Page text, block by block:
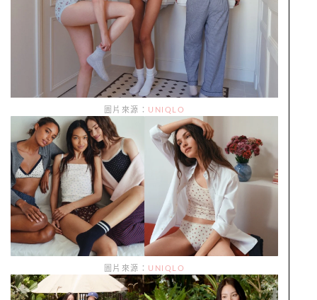
圖片來源： UNIQLO
圖片來源： UNIQLO